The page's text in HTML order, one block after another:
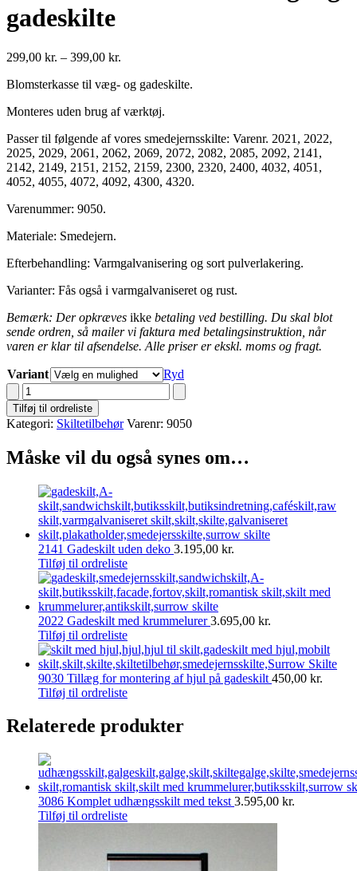
gadeskilte
299,00 kr. – 399,00 kr.
til
Blomsterkasse til væg- og gadeskilte.
Monteres uden brug af værktøj.
Passer til følgende af vores smedejernsskilte: Varenr. 2021, 2022,
2025, 2029, 2061, 2062, 2069, 2072, 2082, 2085, 2092, 2141,
2142, 2149, 2151, 2152, 2159, 2300, 2320, 2400, 4032, 4051,
4052, 4055, 4072, 4092, 4300, 4320.
Varenummer: 9050.
Materiale: Smedejern.
Efterbehandling: Varmgalvanisering og sort pulverlakering.
Varianter: Fås også i varmgalvaniseret og rust.
Bemærk: Der opkræves ikke betaling ved bestilling. Du skal blot
sende ordren, så mailer vi faktura med betalingsinstruktion, når
varen er klar til afsendelse. Alle priser er ekskl. moms og fragt.
Variant
Ryd
9050
Blomsterkasse
til
væg-
gadeskilte
Tilføj til ordreliste
Kategori: Skiltetilbehør Varenr: 9050
Måske vil du også synes om…
2141 Gadeskilt uden deko 3.195,00 kr.
Tilføj til ordreliste
2022 Gadeskilt med krummelurer3.695,00 kr.
Tilføj til ordreliste
9030 Tillæg for montering af hjul på gadeskilt 450,00 kr.
Tilføj til ordreliste
Relaterede produkter
3086 Komplet udhængsskilt med tekst 3.595,00 kr.
Tilføj til ordreliste